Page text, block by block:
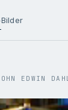
Bilder
EDWIN DAHL